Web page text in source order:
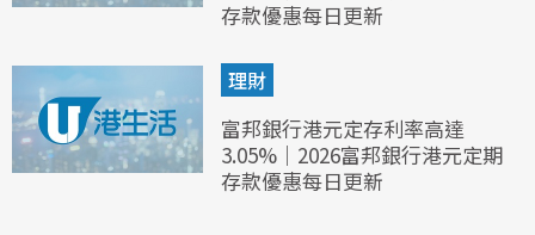
存款優惠每日更新
理財
富邦銀行港元定存利率高達
3.05%｜2026富邦銀行港元定期
存款優惠每日更新